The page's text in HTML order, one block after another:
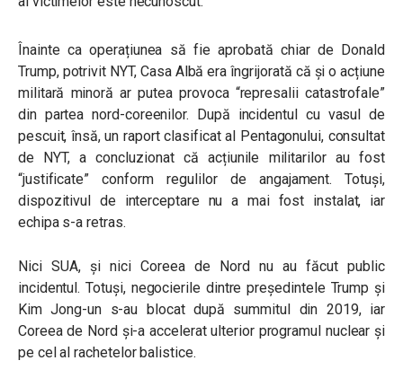
Înainte ca operațiunea să fie aprobată chiar de Donald
Trump, potrivit NYT, Casa Albă era îngrijorată că și o acțiune
militară minoră ar putea provoca “represalii catastrofale”
din partea nord-coreenilor. După incidentul cu vasul de
pescuit, însă, un raport clasificat al Pentagonului, consultat
de NYT, a concluzionat că acțiunile militarilor au fost
“justificate” conform regulilor de angajament. Totuși,
dispozitivul de interceptare nu a mai fost instalat, iar
echipa s-a retras.
Nici SUA, și nici Coreea de Nord nu au făcut public
incidentul. Totuși, negocierile dintre președintele Trump și
Kim Jong-un s-au blocat după summitul din 2019, iar
Coreea de Nord și-a accelerat ulterior programul nuclear și
pe cel al rachetelor balistice.